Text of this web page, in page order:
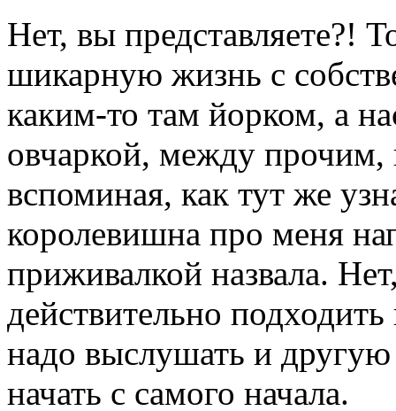
Нет, вы представляете?!
шикарную жизнь с
каким-то там йорком, а
овчаркой, между прочим,
вспоминая, как тут же
королевишна про меня
приживалкой назвала.
действительно
надо выслушать и
начать с самого начала.